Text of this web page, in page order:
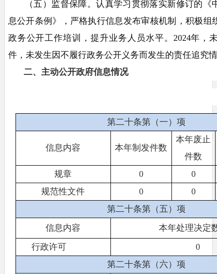
（五）监督保障。认真学习贯彻落实新修订的《
息公开条例》，严格执行信息发布审核机制，积极组
政务公开工作培训，提升业务 人员水平。 2024年，
件，未发生因不履行政务公开义务而发生的责任追究
二、主动公开政府信息情况
第二十条第（一）项
信息内容 本年制发件数
本年废止
件数
规章
0
0
规范性文件
0
0
第二十条第（五）项
信息内容
本年处理决定
行政许可
0
第二十条第（六）项